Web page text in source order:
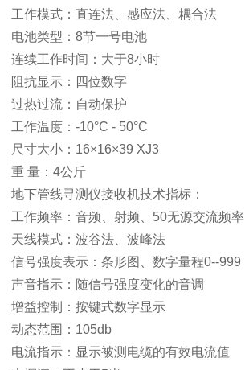
工作模式：直连法、感应法、耦合法
电池类型：8节一号电池
连续工作时间：大于8小时
阻抗显示：四位数字
过热过流：自动保护
工作温度：-10°C - 50°C
尺寸大小：16×16×39 XJ3
重 量：4公斤
地下管线寻测仪接收机技术指标：
工作频率：音频、射频、50无源交流频率
天线模式：波谷法、波峰法
信号强度表示：条形图、数字量程0--999
声音指示：随信号强度变化的音调
增益控制：按键式数字显示
动态范围：105db
电流指示：显示被测电缆的有效电流值